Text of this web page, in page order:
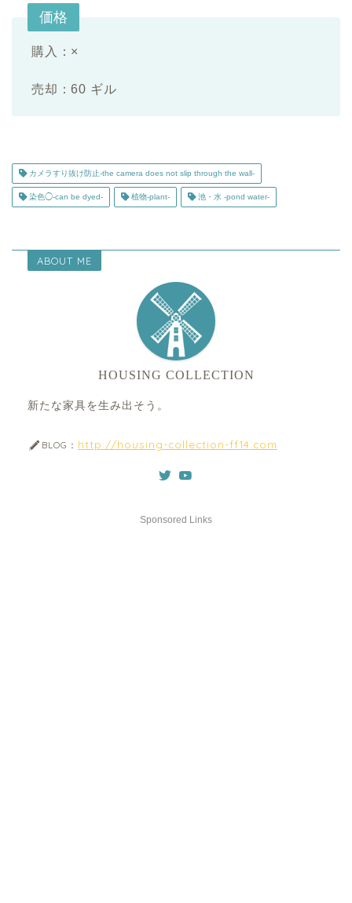
価格
購入：×
売却：60 ギル
カメラすり抜け防止-the camera does not slip through the wall-
染色◯-can be dyed- 植物-plant- 池・水 -pond water-
ABOUT ME
HOUSING COLLECTION
新たな家具を生み出そう。
BLOG： http://housing-collection-ff14.com
Sponsored Links